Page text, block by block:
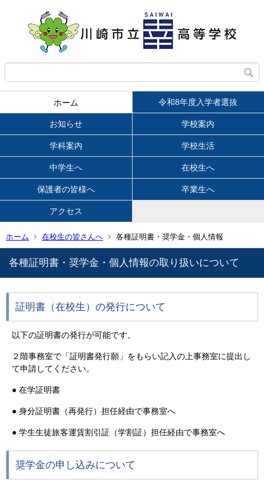
ホーム 令和8年度入学者選抜
お知らせ 学校案内
学科案内 学校生活
中学生へ 在校生へ
保護者の皆様へ 卒業生へ
アクセス
ホーム 在校生の皆さんへ 各種証明書・奨学金・個人情報
各種証明書・奨学金・個人情報の取り扱いについて
証明書（在校生）の発行について
以下の証明書の発行が可能です。
２階事務室で「証明書発行願」をもらい記入の上事務室に提出し
て申請してください。
● 在学証明書
● 身分証明書（再発行）担任経由で事務室へ
● 学生生徒旅客運賃割引証（学割証）担任経由で事務室へ
奨学金の申し込みについて